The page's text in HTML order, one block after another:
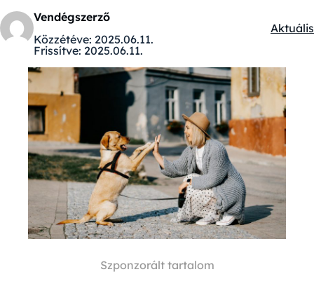
Vendégszerző
Közzétéve: 2025.06.11.
Frissítve: 2025.06.11.
Aktuális
Szponzorált tartalom